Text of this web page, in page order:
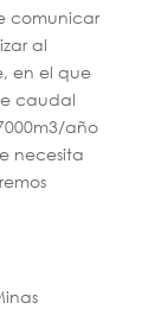
comunicar
al
en el que
caudal
año
necesita